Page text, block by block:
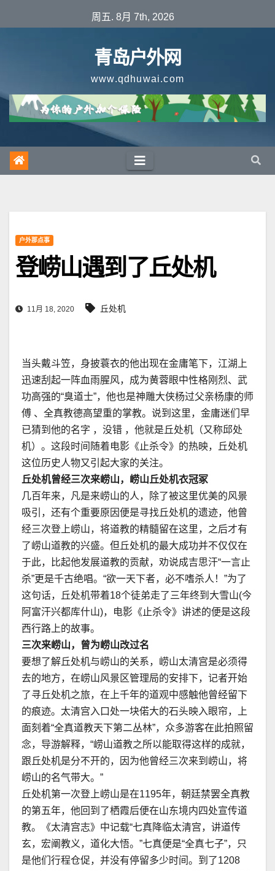
至
周五. 8月 7th, 2026
青岛户外网
www.qdhuwai.com
户外那点事
登崂山遇到了丘处机
11月 18, 2020 丘处机
当头戴斗笠，身披蓑衣的他出现在金庸笔下，江湖上
迅速刮起一阵血雨腥风，成为黄蓉眼中性格刚烈、武
功高强的“臭道士”，他也是神雕大侠杨过父亲杨康的师
傅 、全真教德高望重的掌教。说到这里，金庸迷们早
已猜到他的名字 ，没错 ，他就是丘处机（又称邱处
机）。这段时间随着电影《止杀令》的热映，丘处机
这位历史人物又引起大家的关注。
丘处机曾经三次来崂山，崂山丘处机衣冠冢
几百年来，凡是来崂山的人，除了被这里优美的风景
吸引，还有个重要原因便是寻找丘处机的遗迹，他曾
经三次登上崂山，将道教的精髓留在这里，之后才有
了崂山道教的兴盛。但丘处机的最大成功并不仅仅在
于此，比起他发展道教的贡献，劝说成吉思汗“一言止
杀”更是千古绝唱。“欲一天下者，必不嗜杀人！”为了
这句话，丘处机带着18个徒弟走了三年终到大雪山(今
阿富汗兴都库什山)，电影《止杀令》讲述的便是这段
西行路上的故事。
三次来崂山，曾为崂山改过名
要想了解丘处机与崂山的关系，崂山太清宫是必须得
去的地方，在崂山风景区管理局的安排下，记者开始
了寻丘处机之旅，在上千年的道观中感触他曾经留下
的痕迹。太清宫入口处一块偌大的石头映入眼帘，上
面刻着“全真道教天下第二丛林”，众多游客在此拍照留
念，导游解释，“崂山道教之所以能取得这样的成就，
跟丘处机是分不开的，因为他曾经三次来到崂山，将
崂山的名气带大。”
丘处机第一次登上崂山是在1195年，朝廷禁罢全真教
的第五年，他回到了栖霞后便在山东境内四处宣传道
教。《太清宫志》中记载“七真降临太清宫，讲道传
玄，宏阐教义，道化大悟。”七真便是“全真七子”，只
是他们行程仓促，并没有停留多少时间。到了1208